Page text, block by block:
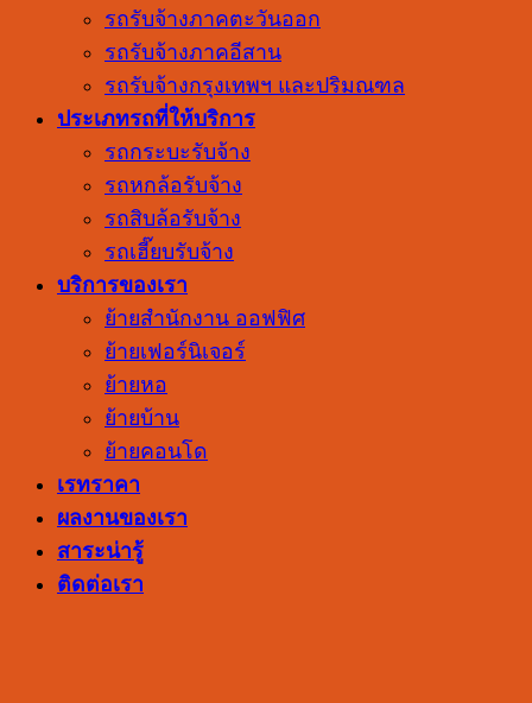
รถรับจ้างภาคตะวันออก
รถรับจ้างภาคอีสาน
รถรับจ้างกรุงเทพฯ และปริมณฑล
ประเภทรถที่ให้บริการ
รถกระบะรับจ้าง
รถหกล้อรับจ้าง
รถสิบล้อรับจ้าง
รถเฮี๊ยบรับจ้าง
บริการของเรา
ย้ายสำนักงาน ออฟฟิศ
ย้ายเฟอร์นิเจอร์
ย้ายหอ
ย้ายบ้าน
ย้ายคอนโด
เรทราคา
ผลงานของเรา
สาระน่ารู้
ติดต่อเรา